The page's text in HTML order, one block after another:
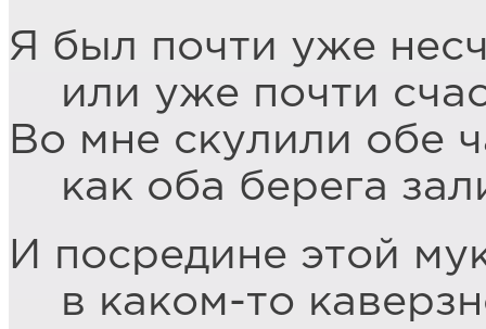
Я был почти уже
или уже почти
Во мне скулили обе
как оба берега
И посредине этой
в каком-то